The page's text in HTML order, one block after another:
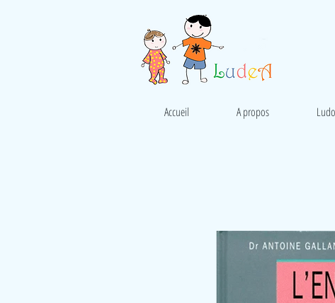
Accueil A propos